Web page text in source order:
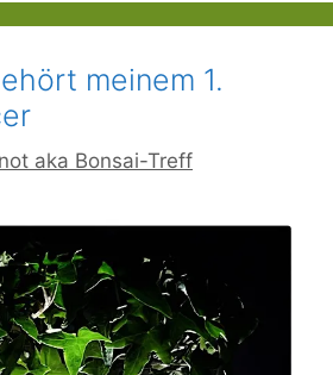
meinem 1.
aka Bonsai-Treff